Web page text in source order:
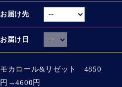
お届け先
お届け日
モカロール&リゼット 4850
円→4600円